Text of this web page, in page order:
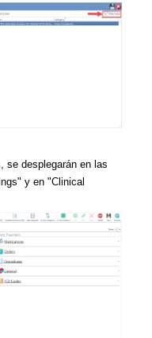
se desplegarán en las
y en "Clinical